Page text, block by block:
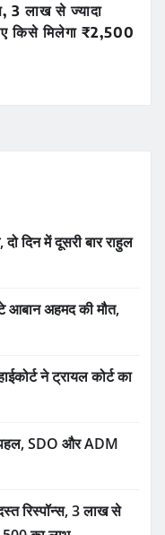
3 लाख से ज्यादा
किसे मिलेगा ₹2,500
दिन में दूसरी बार राहुल
अहमद की मौत,
ने ट्रायल कोर्ट का
SDO और ADM
रिस्पॉन्स, 3 लाख से